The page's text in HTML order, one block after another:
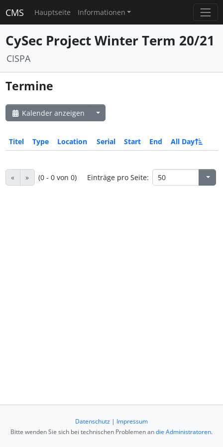
CMS Hauptseite Informationen
CySec Project Winter Term 20/21
CISPA
Termine
Kalender anzeigen
Titel Type Location Serial Start End All Day
« » (0 - 0 von 0) Einträge pro Seite:
Datenschutz | Impressum
Bitte wenden Sie sich bei technischen Problemen andie Administratoren.